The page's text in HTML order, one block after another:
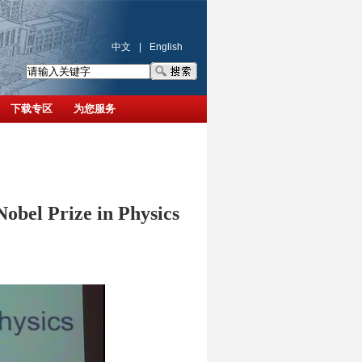
中文 English
下载专区 为您服务
Prize in Physics